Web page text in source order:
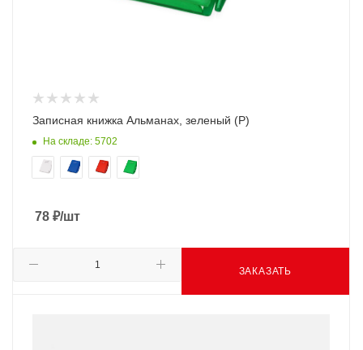
Записная книжка Альманах, зеленый (Р)
На складе: 5702
78 ₽/шт
ЗАКАЗАТЬ